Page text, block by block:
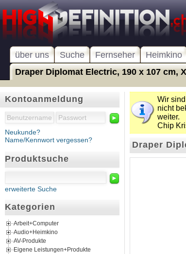
über uns Suche Fernseher Heimkino
Draper Diplomat Electric, 190 x 107 cm,
Kontoanmeldung
►
Neukunde?
Name/Kennwort vergessen?
Produktsuche
►
erweiterte Suche
Kategorien
Arbeit+Computer
Audio+Heimkino
AV-Produkte
Eigene Leistungen+Produkte
Wir
nicht
weiter.
Chip
Draper